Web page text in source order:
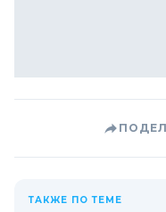
ТАКЖЕ ПО ТЕМЕ